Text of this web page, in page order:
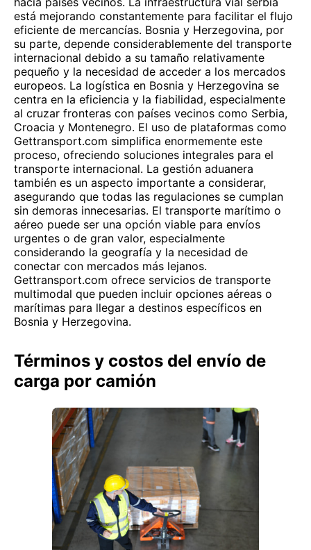
está mejorando constantemente para facilitar el flujo
eficiente de mercancías. Bosnia y Herzegovina, por
su parte, depende considerablemente del transporte
internacional debido a su tamaño relativamente
pequeño y la necesidad de acceder a los mercados
europeos. La logística en Bosnia y Herzegovina se
centra en la eficiencia y la fiabilidad, especialmente
al cruzar fronteras con países vecinos como Serbia,
Croacia y Montenegro. El uso de plataformas como
Gettransport.com simplifica enormemente este
proceso, ofreciendo soluciones integrales para el
transporte internacional. La gestión aduanera
también es un aspecto importante a considerar,
asegurando que todas las regulaciones se cumplan
sin demoras innecesarias. El transporte marítimo o
aéreo puede ser una opción viable para envíos
urgentes o de gran valor, especialmente
considerando la geografía y la necesidad de
conectar con mercados más lejanos.
Gettransport.com ofrece servicios de transporte
multimodal que pueden incluir opciones aéreas o
marítimas para llegar a destinos específicos en
Bosnia y Herzegovina.
Términos y costos del envío de
carga por camión